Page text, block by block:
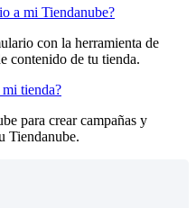
a mi Tiendanube?
con la herramienta de
contenido de tu tienda.
tienda?
para crear campañas y
Tiendanube.